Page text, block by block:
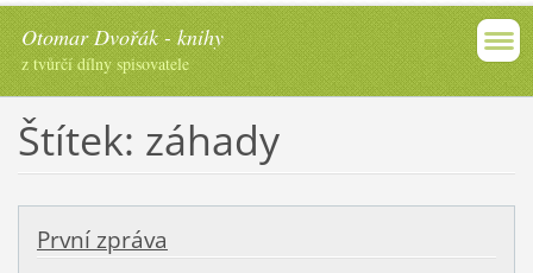
Otomar Dvořák - knihy
z tvůrčí dílny spisovatele
Štítek: záhady
První zpráva